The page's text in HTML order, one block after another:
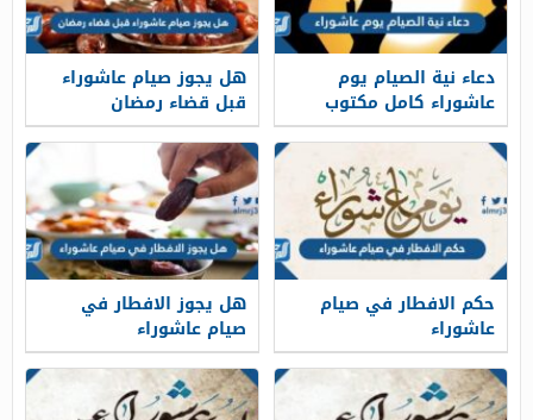
دعاء نية الصيام يوم
عاشوراء كامل مكتوب
2026
هل يجوز صيام عاشوراء
قبل قضاء رمضان
حكم الافطار في صيام
عاشوراء
هل يجوز الافطار في
صيام عاشوراء